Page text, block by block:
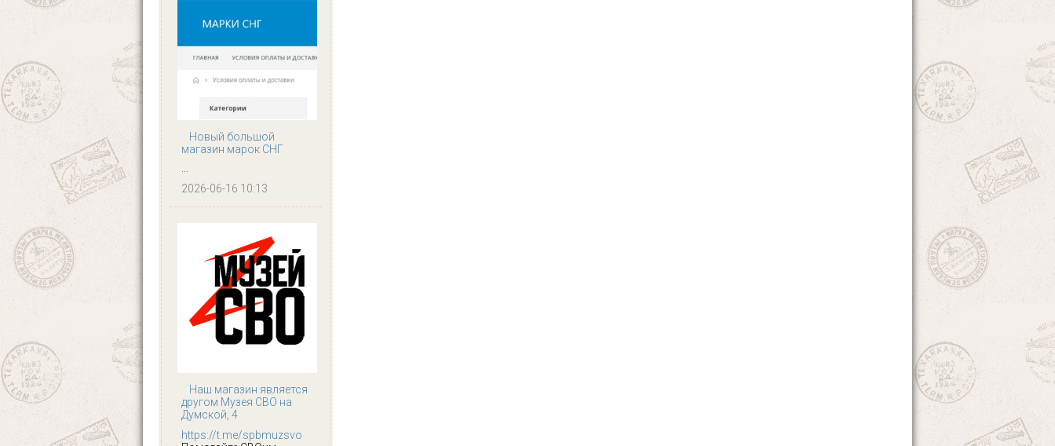
Новый большой
магазин марок СНГ
...
2026-06-16 10:13
Наш магазин является
другом Музея СВО на
Думской, 4
https://t.me/spbmuzsvo